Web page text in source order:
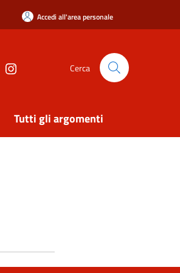
Accedi all'area personale
Cerca
Tutti gli argomenti